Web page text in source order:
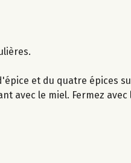
et du quatre épices
avec le miel. Fermez avec